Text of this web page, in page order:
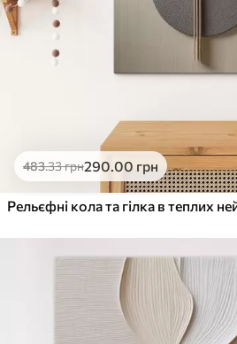
483.33грн290.00 грн